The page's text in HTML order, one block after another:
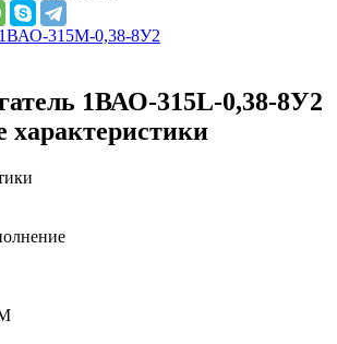
1ВАО-315М-0,38-8У2
1ВАО-315L-0,38-8У2
характеристики